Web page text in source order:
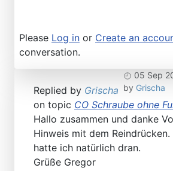
Please Log in or Create an
conversation.
05 Sep
by Grischa
Replied by Grischa
on topic CO Schraube ohne
Hallo zusammen und danke
Hinweis mit dem
hatte ich natürlich dran.
Grüße Gregor